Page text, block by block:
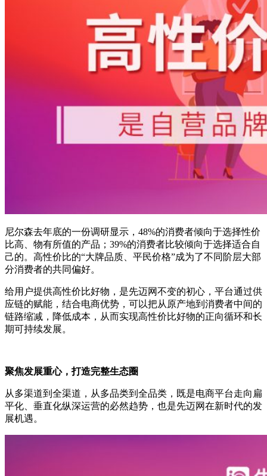
尼尔森去年底的一份调研显示，48%的消费者倾向于选择性价
比高、物有所值的产品；39%的消费者比较倾向于选择适合自
己的。高性价比的“大牌品质、平民价格”成为了不同阶层大部
分消费者的共同偏好。
给用户提供高性价比好物，是先迈网不变的初心，平台通过供
应链的赋能，结合电商优势，可以把从原产地到消费者中间的
链路缩减，降低成本，从而实现高性价比好物的正向循环和长
期可持续发展。
聚焦发展重心，打造完整生态圈
从多渠道到全渠道，从多品类到全品类，既是电商平台走向扁
平化、垂直化纵深运营的必然趋势，也是先迈网在新时代的发
展机遇。